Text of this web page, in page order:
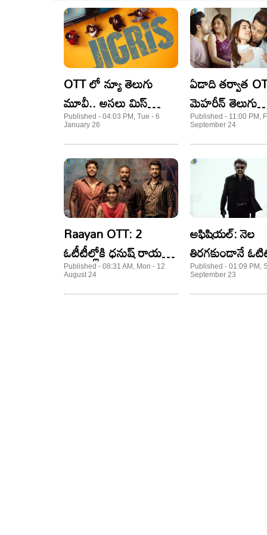
OTT లో న్యూ తెలుగు
మూవీ.. అసలు మిస్
కాకండి
Published - 04:03 PM, Tue - 6
January 26
ఏడాది తర్వాత
మెహరీన్ తెలుగు
సైకలాజికల్ థ్రిల్లర్
‘స్పార్క్’.. స్ట్రీమింగ్
ఎక్కడంటే?
Published - 11:00 PM,
September 24
Raayan OTT: 2
ఓటీటీల్లోకి ధనుష్ రాయన్
మూవీ.. స్ట్రీమింగ్
ఎప్పటినుంచంటే?
Published - 08:31 AM, Mon - 12
August 24
అఫిషియల్: నెల
తిరగకుండానే
‘జైలర్’! స్ట్రీమింగ్
అంటే..
Published - 01:09 PM,
September 23